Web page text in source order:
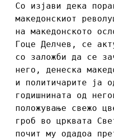
Со изјави дека
македонскиот
на македонското
Гоце Делчев, се
со заложби да се
него, денеска
и политичарите ја
годишнината од
положување свежо
гроб во црквата
почит му одадоа